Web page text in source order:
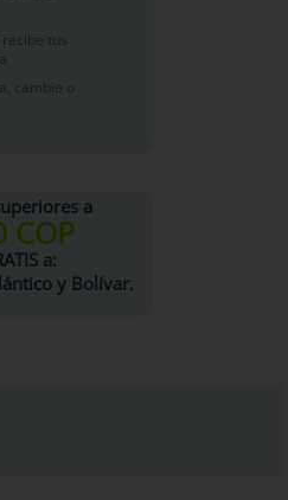
tus
cambie o
a
COP
a:
y Bolívar.